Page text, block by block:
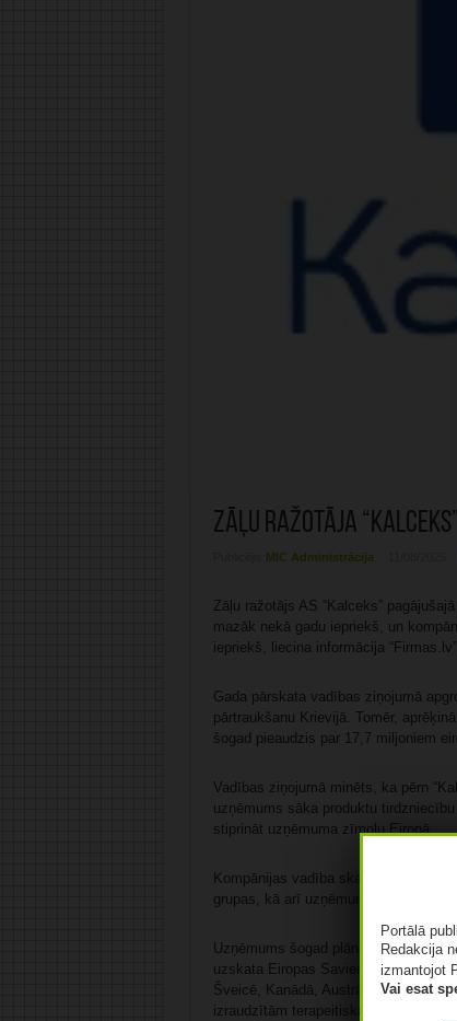
Zāļu ražotāja
MIC Administrācija
Zāļu ražotājs AS “Kalceks”
mazāk nekā gadu iepriekš, un
iepriekš, liecina informācija “Firmas.lv”.
Gada pārskata vadības ziņojumā
pārtraukšanu Krievijā. Tomēr,
šogad pieaudzis par 17,7 miljoniem
Vadības ziņojumā minēts, ka pērn
uzņēmums sāka produktu
stiprināt uzņēmuma zīmolu Eiropā.
Kompānijas vadība skaidro, ka
grupas, kā arī uzņēmuma produkti
Uzņēmums šogad plāno paplašināt
uzskata Eiropas Savienības valstis,
Šveicē, Kanādā, Austrālijā un citās
izraudzītām terapeitiskajām grupām
Portālā
Redakcija
izmantojot
Vai esat